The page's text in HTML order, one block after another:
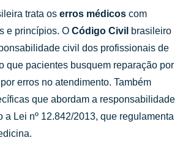
trata os erros médicos com
e princípios. O Código Civil brasileiro
civil dos profissionais de
que pacientes busquem reparação por
erros no atendimento. Também
que abordam a responsabilidade
a Lei nº 12.842/2013, que regulamenta